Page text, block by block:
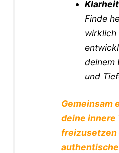
Finde
wirklich
deinem
und
Gemeinsam
deine innere
freizusetzen